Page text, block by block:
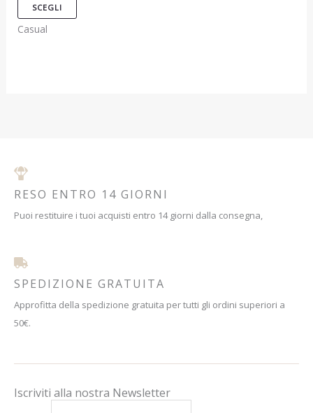
SCEGLI
nella
Casual
RESO ENTRO 14 GIORNI
Puoi restituire i tuoi acquisti entro 14 giorni dalla consegna,
SPEDIZIONE GRATUITA
Approfitta della spedizione gratuita per tutti gli ordini superiori a
50€.
Iscriviti alla nostra Newsletter